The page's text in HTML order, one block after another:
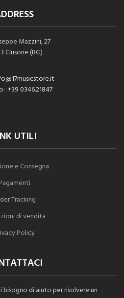
Mazzini, 27
Clusone (BG)
+39 0346.21847
UTILI
e Consegna
Tracking
di vendita
Policy
bisogno di aiuto per risolvere un